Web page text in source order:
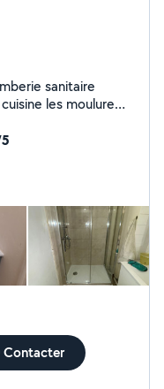
sanitaire
les moulure
Contacter